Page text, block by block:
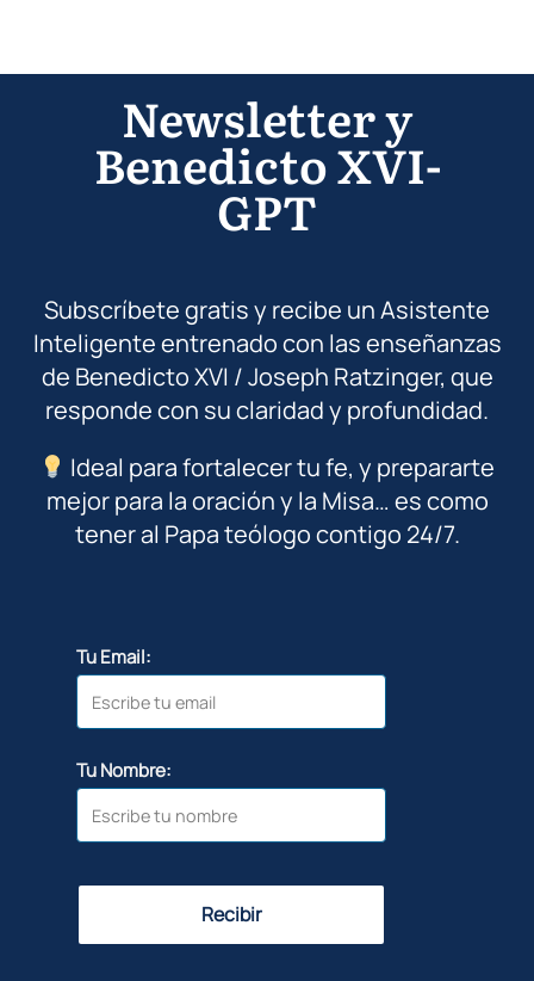
Newsletter y
Benedicto XVI-
GPT
Subscríbete gratis y recibe un Asistente
Inteligente entrenado con las enseñanzas
de Benedicto XVI / Joseph Ratzinger, que
responde con su claridad y profundidad.
Ideal para fortalecer tu fe, y prepararte
mejor para la oración y la Misa… es como
tener al Papa teólogo contigo 24/7.
Tu Email:
Tu Nombre:
Recibir